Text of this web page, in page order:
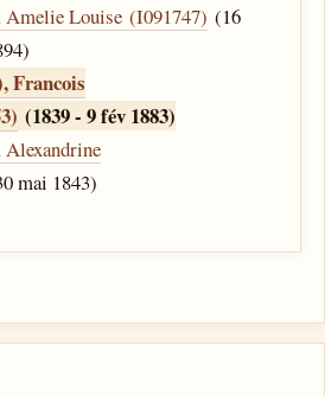
Louise (I091747) (16
Francois
(1839 - 9 fév 1883)
mai 1843)